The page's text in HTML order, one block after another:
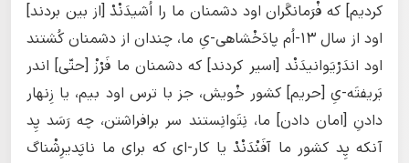
کردیم] که فْرَمانگَران اود دشمنان ما را اُشیدَنْدْ [از بین بردند]
اود از سال ۱۳-اُم پادَخْشاهی-یِ ما، چندان از دشمنان کُشتند
اود اندَرْیَوانیدَنْد [اسیر کردند] که دشمنان ما فَرْزْ [حتّی] اندر
بَریفتَه-یِ [حریم] کشور خْویش، جز با ترس اود بیم، یا زِنهار
دادنِ [امان دادن] ما، نِتَوانِستند سر برافراشتن، چه رَسَد پِد
آنکه پِد کشور ما آفَنْدَنْدْ یا کار-ای که برای ما ناپَدیرِشْناگ